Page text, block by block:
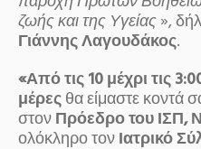
ζωής και της Υγείας»,
Γιάννης Λαγουδάκος.
«Από τις 10 μέχρι τις
μέρεςθα είμαστε κοντά
στονΠρόεδρο του ΙΣΠ,
ολόκληρο τονΙατρικό